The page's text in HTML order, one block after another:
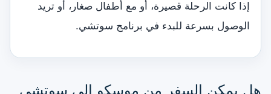
إذا كانت الرحلة قصيرة، أو مع أطفال صغار، أو تريد
الوصول بسرعة للبدء في برنامج سوتشي.
هل يمكن السفر من موسكو إلى سوتشي